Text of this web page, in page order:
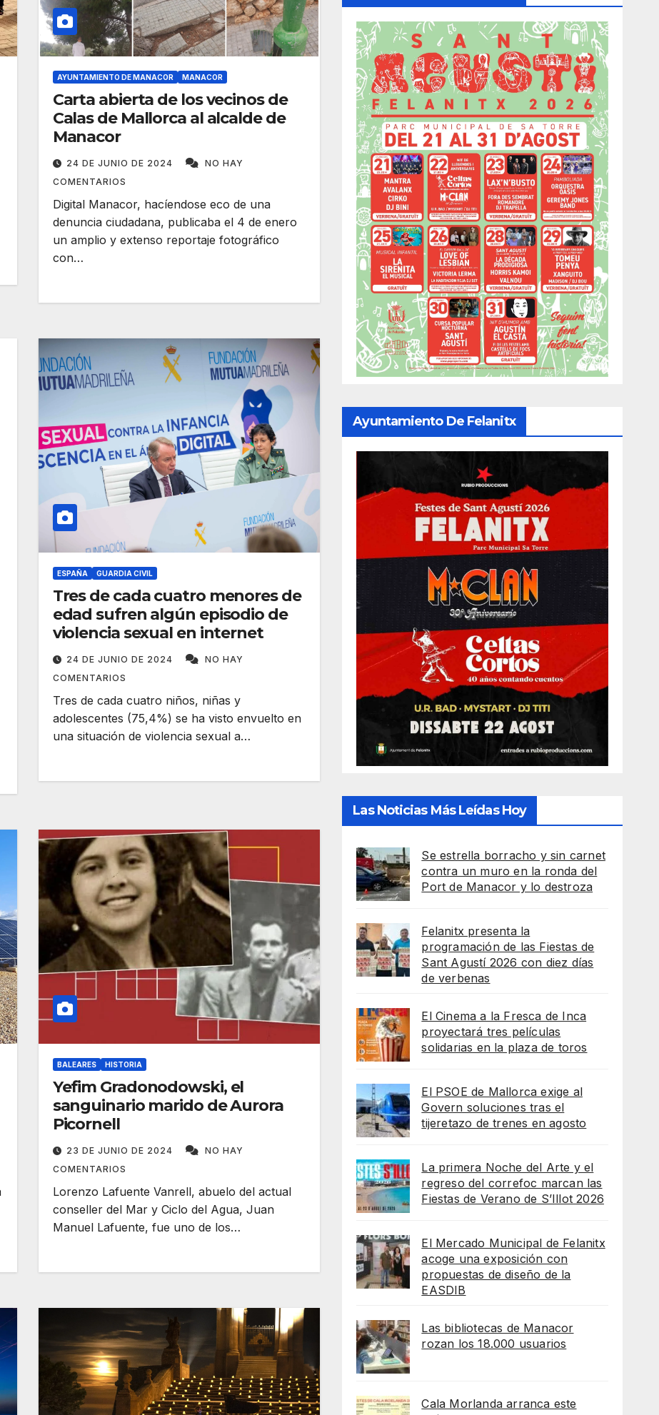
AYUNTAMIENTO DE MANACOR MANACOR
Carta abierta de los vecinos de
Calas de Mallorca al alcalde de
Manacor
24 DE JUNIO DE 2024
NO HAY
COMENTARIOS
Digital Manacor, hacíendose eco de una
denuncia ciudadana, publicaba el 4 de enero
un amplio y extenso reportaje fotográfico
con…
ESPAÑA GUARDIA CIVIL
Tres de cada cuatro menores de
edad sufren algún episodio de
violencia sexual en internet
24 DE JUNIO DE 2024
NO HAY
COMENTARIOS
Tres de cada cuatro niños, niñas y
adolescentes (75,4%) se ha visto envuelto en
una situación de violencia sexual a…
BALEARES HISTORIA
Yefim Gradonodowski, el
sanguinario marido de Aurora
Picornell
23 DE JUNIO DE 2024
NO HAY
COMENTARIOS
Lorenzo Lafuente Vanrell, abuelo del actual
conseller del Mar y Ciclo del Agua, Juan
Manuel Lafuente, fue uno de los…
Ayuntamiento De Felanitx
Las Noticias Más Leídas Hoy
Se estrella borracho y sin carnet
contra un muro en la ronda del
Port de Manacor y lo destroza
Felanitx presenta la
programación de las Fiestas de
Sant Agustí 2026 con diez días
de verbenas
El Cinema a la Fresca de Inca
proyectará tres películas
solidarias en la plaza de toros
El PSOE de Mallorca exige al
Govern soluciones tras el
tijeretazo de trenes en agosto
La primera Noche del Arte y el
regreso del correfoc marcan las
Fiestas de Verano de S’Illot 2026
El Mercado Municipal de Felanitx
acoge una exposición con
propuestas de diseño de la
EASDIB
Las bibliotecas de Manacor
rozan los 18.000 usuarios
Cala Morlanda arranca este